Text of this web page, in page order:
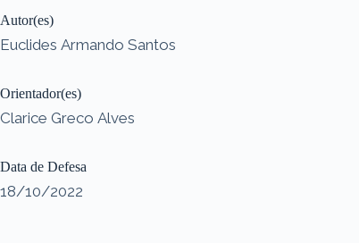
Autor(es)
Euclides Armando Santos
Orientador(es)
Clarice Greco Alves
Data de Defesa
18/10/2022